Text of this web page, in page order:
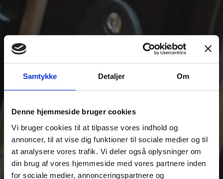
Samtykke Detaljer Om
Denne hjemmeside bruger cookies
Vi bruger cookies til at tilpasse vores indhold og
annoncer, til at vise dig funktioner til sociale medier og til
at analysere vores trafik. Vi deler også oplysninger om
din brug af vores hjemmeside med vores partnere inden
for sociale medier, annonceringspartnere og